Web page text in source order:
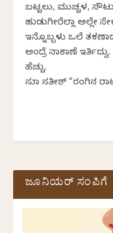
ಬಟ್ಟಲು, ಮುಚ್ಚಳ,
ಹುಡುಗೀರೆಲ್ಲಾ ಅಲ್ಲೇ
ಇನ್ನೊಬ್ಬಳು ಒಲೆ
ಅಂದ್ರೆ ನಾಕಾಣೆ ಇರ್ತಿದ್ವು.
ಹೆಚ್ಚು.‌
ಸುಮಾ ಸತೀಶ್ “ರಂಗಿನ
ಜೂನಿಯರ್ ಸಂಪಿಗೆ